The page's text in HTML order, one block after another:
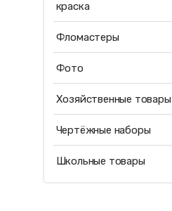
краска
Фломастеры
Фото
Хозяйственные товары
Чертёжные наборы
Школьные товары